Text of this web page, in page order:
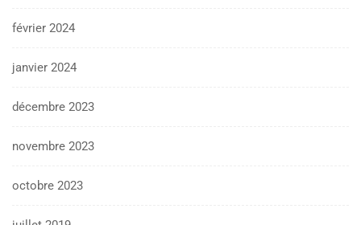
février 2024
janvier 2024
décembre 2023
novembre 2023
octobre 2023